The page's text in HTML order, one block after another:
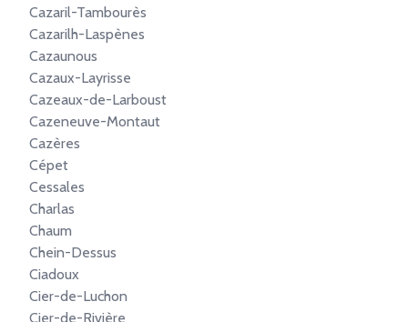
Cazaril-Tambourès
Cazarilh-Laspènes
Cazaunous
Cazaux-Layrisse
Cazeaux-de-Larboust
Cazeneuve-Montaut
Cazères
Cépet
Cessales
Charlas
Chaum
Chein-Dessus
Ciadoux
Cier-de-Luchon
Cier-de-Rivière